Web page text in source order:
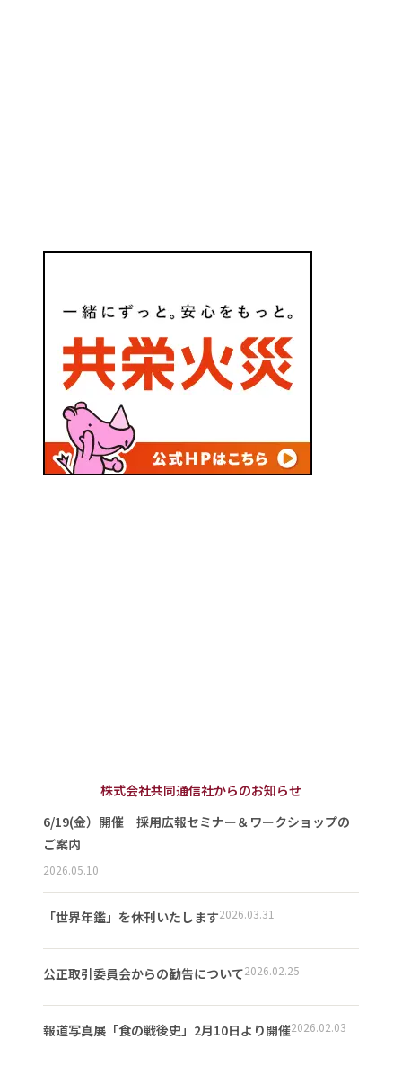
株式会社共同通信社からのお知らせ
6/19(金）開催 採用広報セミナー＆ワークショップの
ご案内
2026.05.10
「世界年鑑」を休刊いたします2026.03.31
公正取引委員会からの勧告について2026.02.25
報道写真展「食の戦後史」2月10日より開催2026.02.03